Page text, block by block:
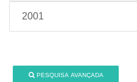
2001
PESQUISA AVANÇADA